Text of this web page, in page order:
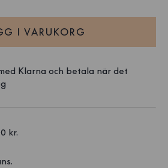
I VARUKORG
Klarna och betala när det
kr.